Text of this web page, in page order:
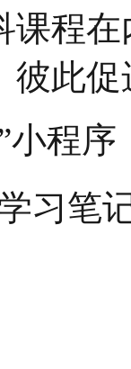
课程
彼此促
小程序
习笔